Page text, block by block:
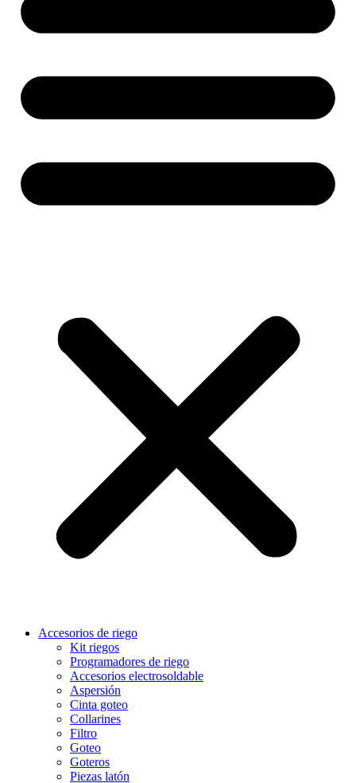
Accesorios de riego
Kit riegos
Programadores de riego
Accesorios electrosoldable
Aspersión
Cinta goteo
Collarines
Filtro
Goteo
Goteros
Piezas latón